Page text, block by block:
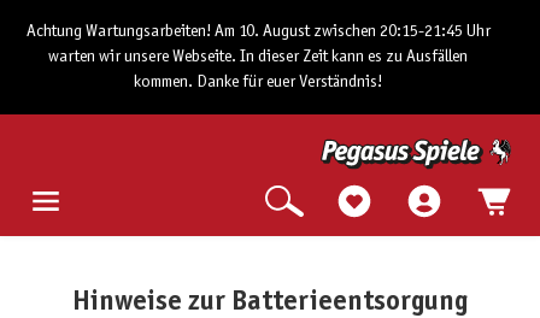
Achtung Wartungsarbeiten! Am 10. August zwischen 20:15-21:45 Uhr
warten wir unsere Webseite. In dieser Zeit kann es zu Ausfällen
kommen. Danke für euer Verständnis!
Hinweise zur Batterieentsorgung